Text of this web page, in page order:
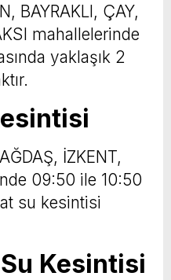
BAYRAKLI, ÇAY,
mahallelerinde
yaklaşık 2
İZKENT,
09:50 ile 10:50
su kesintisi
Kesintisi